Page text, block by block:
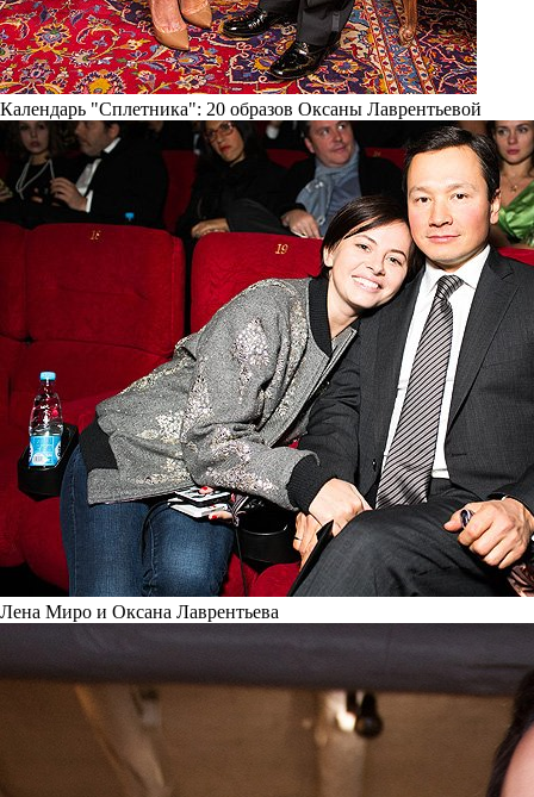
Календарь "Сплетника": 20 образов Оксаны Лаврентьевой
Лена Миро и Оксана Лаврентьева